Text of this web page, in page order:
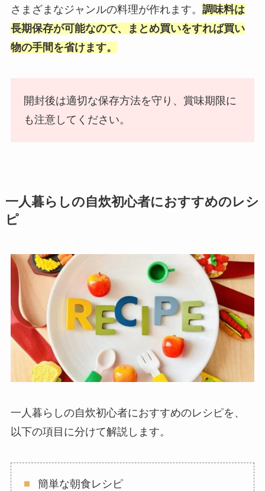
さまざまなジャンルの料理が作れます。 調味料は
長期保存が可能なので、まとめ買いをすれば買い
物の手間を省けます。
開封後は適切な保存方法を守り、賞味期限に
も注意してください。
一人暮らしの自炊初心者におすすめのレシ
ピ
一人暮らしの自炊初心者におすすめのレシピを、
以下の項目に分けて解説します。
簡単な朝食レシピ